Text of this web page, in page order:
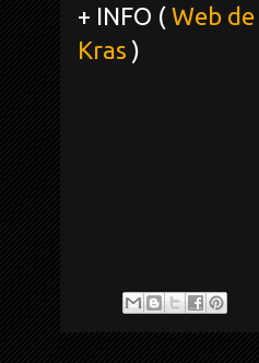
+ INFO ( Web
Kras )